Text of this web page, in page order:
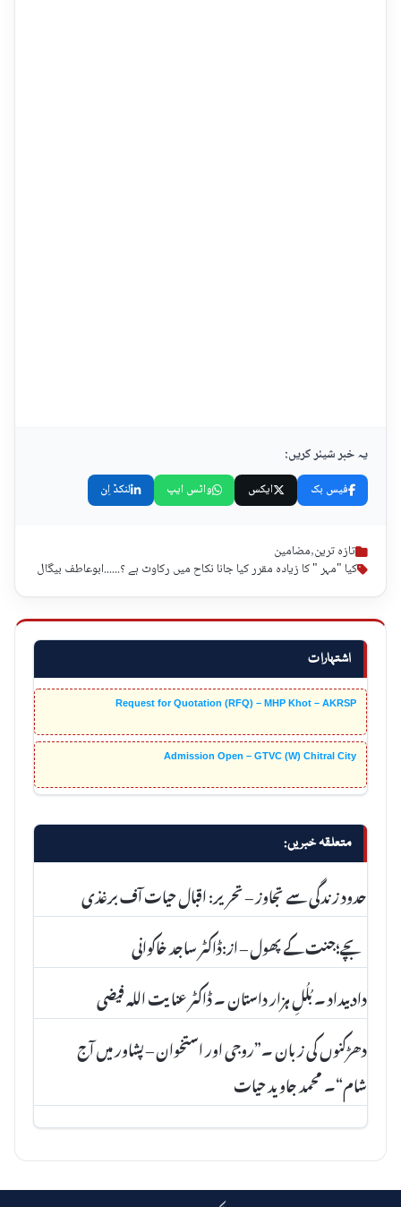
اشتہارات
Request for Quotation (RFQ) – MHP Khot – AKRSP
Admission Open – GTVC (W) Chitral City
متعلقہ خبریں:
حدود زندگی سے تجاوز – تحریر: اقبال حیات آف برغذی
بچے؛جنت کے پھول – از:ڈاکٹر ساجد خاکوانی
داد بیداد ۔ بُلُلِ ہزار داستان ۔ ڈاکٹر عنا یت اللہ فیضی
دھڑکنوں کی زبان ۔”روجی اور استخوان – پشاور میں آج
شام“۔ محمد جاوید حیات
یہ خبر شیئر کریں:
فیس بک ایکس واٹس ایپ لنکڈ اِن
تازہ ترین,مضامین
کیا "مہر " کا زیادہ مقرر کیا جانا نکاح میں رکاوٹ ہے ؟......ابوعاطف بیگال